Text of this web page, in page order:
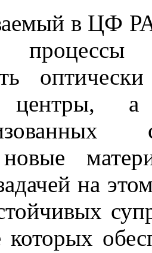
в ЦФ
процессы
центры,
новые
на
которых